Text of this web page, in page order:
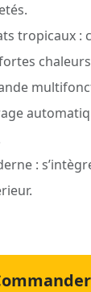
tropicaux :
: